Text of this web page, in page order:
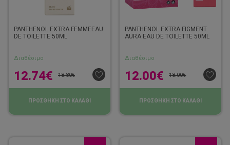
PANTHENOL EXTRA FEMMEEAU
DE TOILETTE 50ML
Διαθέσιμο
18.80€
12.74€
ΠΡΟΣΘΗΚΗ ΣΤΟ ΚΑΛΑΘΙ
PANTHENOL EXTRA FIGMENT
AURA EAU DE TOILETTE 50ML
Διαθέσιμο
18.00€
12.00€
ΠΡΟΣΘΗΚΗ ΣΤΟ ΚΑΛΑΘΙ